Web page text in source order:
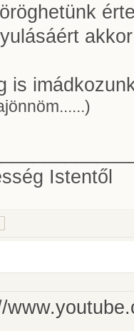
is
Istentől